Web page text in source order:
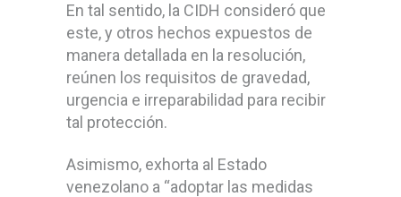
En tal sentido, la CIDH consideró que
este, y otros hechos expuestos de
manera detallada en la resolución,
reúnen los requisitos de gravedad,
urgencia e irreparabilidad para recibir
tal protección.
Asimismo, exhorta al Estado
venezolano a “adoptar las medidas